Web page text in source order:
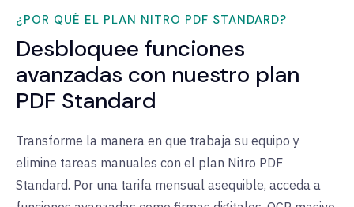
¿POR QUÉ EL PLAN NITRO PDF STANDARD?
Desbloquee funciones
avanzadas con nuestro plan
PDF Standard
Transforme la manera en que trabaja su equipo y
elimine tareas manuales con el plan Nitro PDF
Standard. Por una tarifa mensual asequible, acceda a